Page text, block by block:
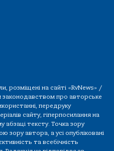
розміщені на сайті «RvNews» /
законодавством про авторське
передруку
сайту, гіперпосилання на
абзаці тексту. Точка зору
зору автора, а усі опубліковані
та всебічність